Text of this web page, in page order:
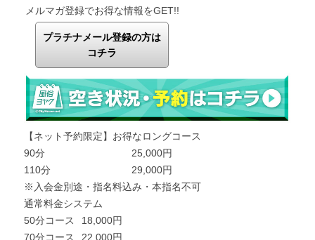
メルマガ登録でお得な情報をGET!!
プラチナメール登録の方は
コチラ
【ネット予約限定】お得なロングコース
90分
25,000円
110分
29,000円
※入会金別途・指名料込み・本指名不可
通常料金システム
50分コース
18,000円
70分コース
22,000円